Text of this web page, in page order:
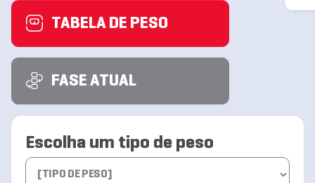
TABELA DE PESO
FASE ATUAL
Escolha um tipo de peso